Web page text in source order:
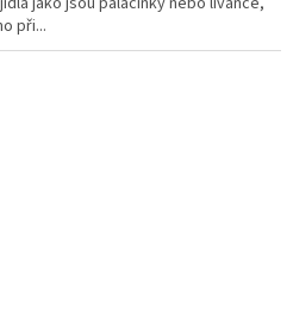
při...